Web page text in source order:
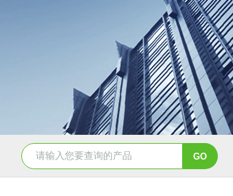
GSH-0.5L0.5L不锈钢磁力密封聚酯反应釜